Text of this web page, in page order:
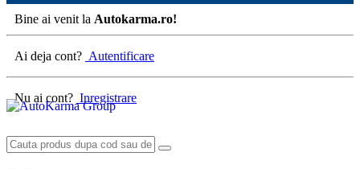
Bine ai venit la Autokarma.ro!
Ai deja cont? Autentificare
Nu ai cont? Inregistrare